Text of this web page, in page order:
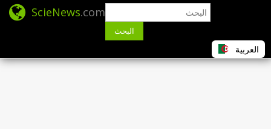
ScieNews.com
البحث
العربية